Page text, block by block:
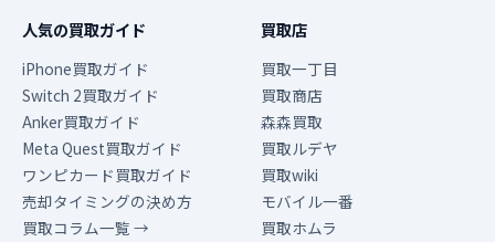
人気の買取ガイド
iPhone買取ガイド
Switch 2買取ガイド
Anker買取ガイド
Meta Quest買取ガイド
ワンピカード買取ガイド
売却タイミングの決め方
買取コラム一覧 →
買取店
買取一丁目
買取商店
森森買取
買取ルデヤ
買取wiki
モバイル一番
買取ホムラ